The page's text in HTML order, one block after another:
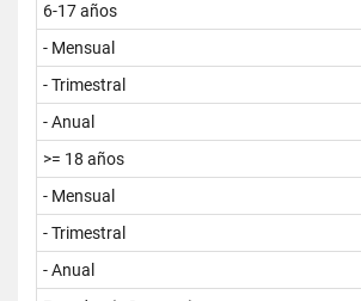
6-17 años
- Mensual
- Trimestral
- Anual
>= 18 años
- Mensual
- Trimestral
- Anual